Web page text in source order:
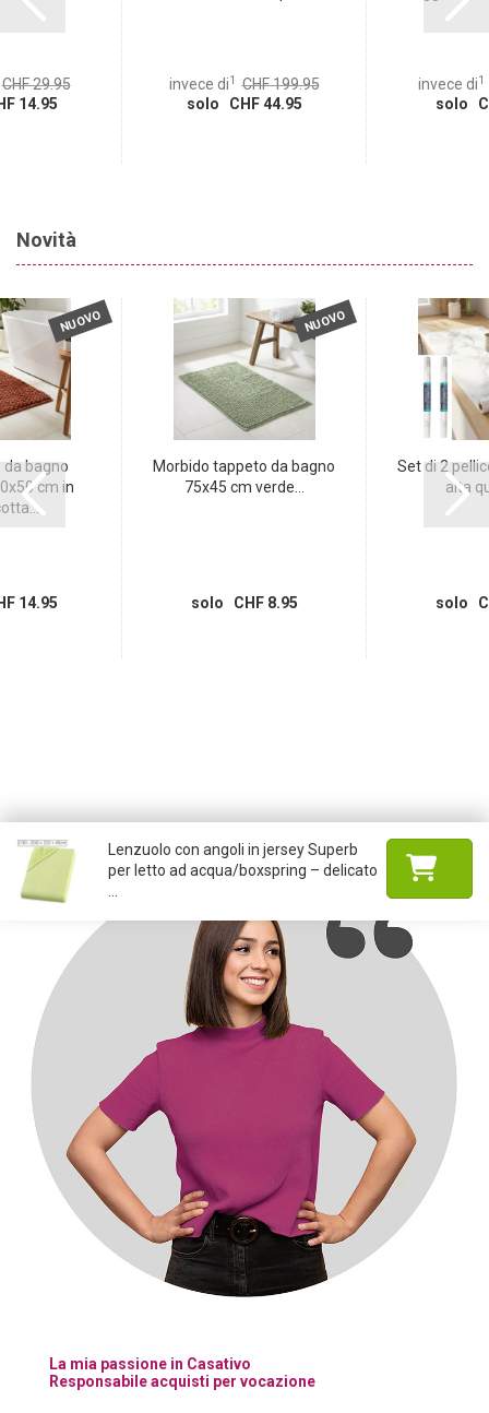
CHF 29.95
14.95
invece di1 CHF 199.95
solo CHF 44.95
invece di1
solo
Novità
NUOVO
bagno
cm in
14.95
NUOVO
Morbido tappeto da bagno
75x45 cm verde...
solo CHF 8.95
Set di 2
alta
solo
Lenzuolo con angoli in jersey Superb
per letto ad acqua/boxspring – delicato
...
La mia passione in Casativo
Responsabile acquisti per vocazione